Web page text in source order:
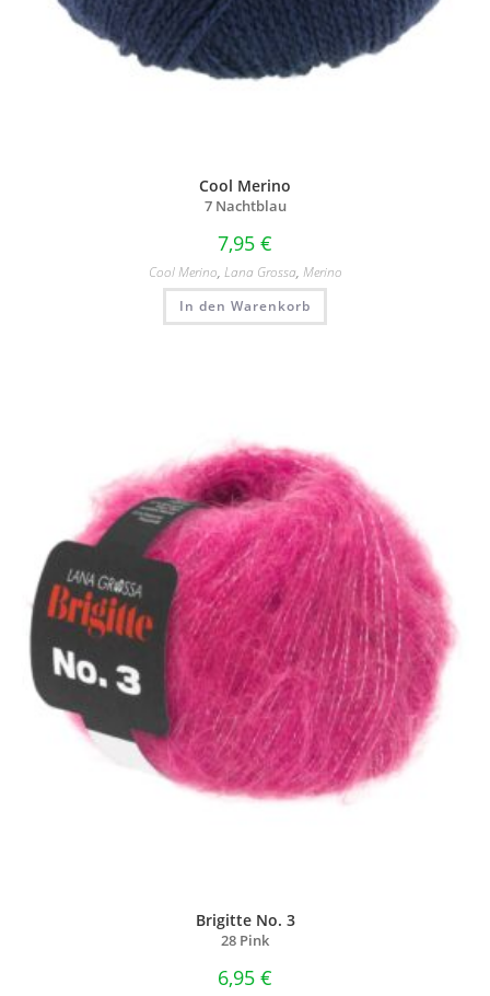
Cool Merino
7 Nachtblau
7,95 €
Cool Merino, Lana Grossa, Merino
In den Warenkorb
Brigitte No. 3
28 Pink
6,95 €